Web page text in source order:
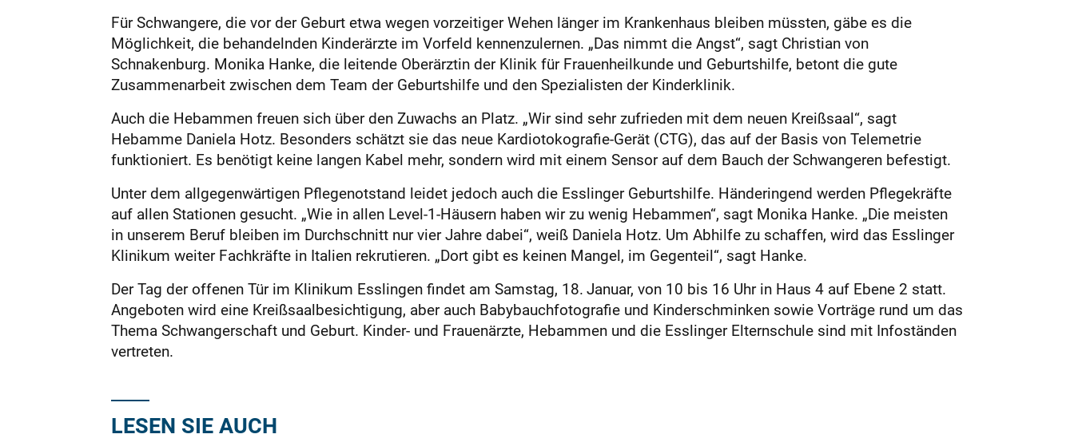
Für Schwangere, die vor der Geburt etwa wegen vorzeitiger Wehen länger im Krankenhaus bleiben müssten, gäbe es die
Möglichkeit, die behandelnden Kinderärzte im Vorfeld kennenzulernen. „Das nimmt die Angst“, sagt Chris­tian von
Schnakenburg. Monika Hanke, die leitende Oberärztin der Klinik für Frauenheilkunde und Geburtshilfe, betont die gute
Zusammenarbeit zwischen dem Team der Geburtshilfe und den Spezialisten der Kinderklinik.
Auch die Hebammen freuen sich über den Zuwachs an Platz. „Wir sind sehr zufrieden mit dem neuen Kreißsaal“, sagt
Hebamme Daniela Hotz. Besonders schätzt sie das neue Kardiotokografie-Gerät (CTG), das auf der Basis von Telemetrie
funktioniert. Es benötigt keine langen Kabel mehr, sondern wird mit einem Sensor auf dem Bauch der Schwangeren befestigt.
Unter dem allgegenwärtigen Pflegenotstand leidet jedoch auch die Esslinger Geburtshilfe. Händeringend werden Pflegekräfte
auf allen Stationen gesucht. „Wie in allen Level-1-Häusern haben wir zu wenig Hebammen“, sagt Monika Hanke. „Die meisten
in unserem Beruf bleiben im Durchschnitt nur vier Jahre dabei“, weiß Daniela Hotz. Um Abhilfe zu schaffen, wird das Esslinger
Klinikum weiter Fachkräfte in Italien rekrutieren. „Dort gibt es keinen Mangel, im Gegenteil“, sagt Hanke.
Der Tag der offenen Tür im Klinikum Esslingen findet am Samstag, 18. Januar, von 10 bis 16 Uhr in Haus 4 auf Ebene 2 statt.
Angeboten wird eine Kreißsaalbesichtigung, aber auch Babybauchfotografie und Kinderschminken sowie Vorträge rund um das
Thema Schwangerschaft und Geburt. Kinder- und Frauenärzte, Hebammen und die Esslinger Elternschule sind mit Infoständen
vertreten.
LESEN SIE AUCH